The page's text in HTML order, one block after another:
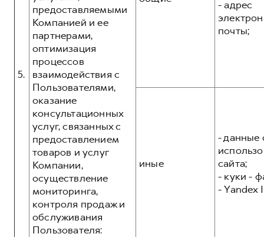
5.
предоставляемыми
Компанией и ее
партнерами,
оптимизация
процессов
взаимодействия с
Пользователями,
оказание
консультационных
услуг, связанных с
предоставлением
товаров и услуг
Компании,
осуществление
мониторинга,
контроля продаж и
обслуживания
Пользователя:
- адрес
почты;
иные
- данные
сайта;
- куки -
- Yandex